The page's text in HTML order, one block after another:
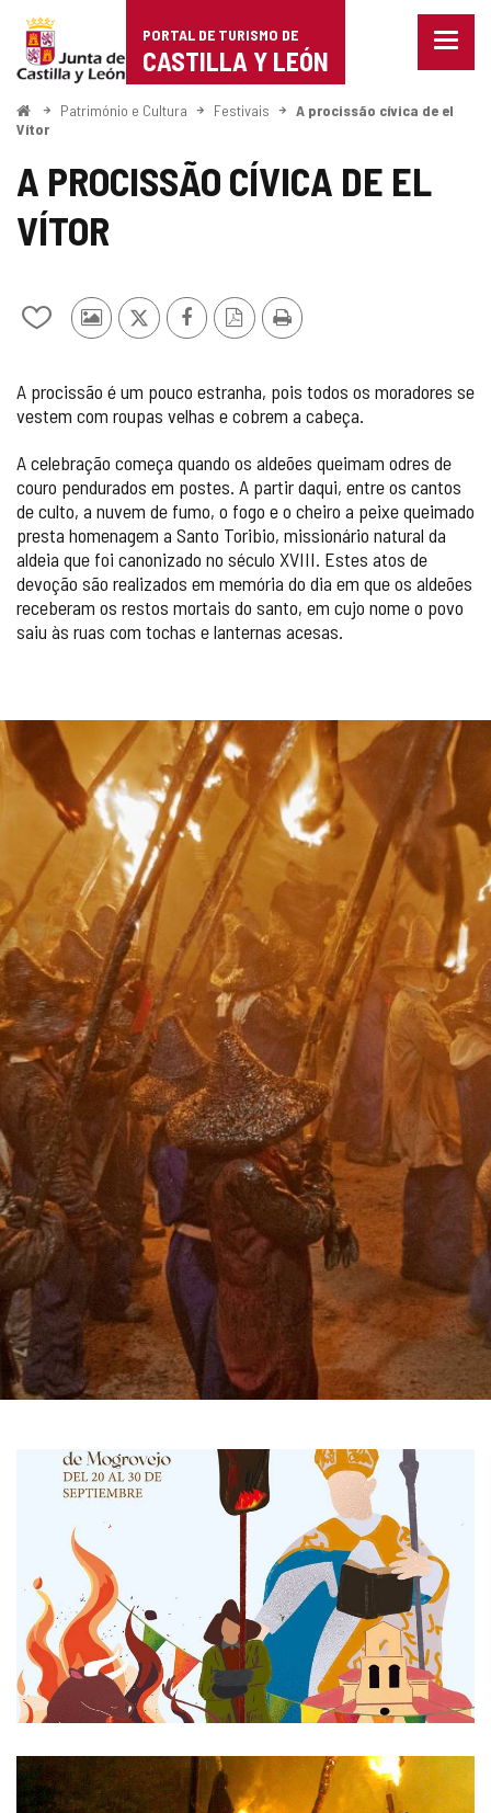
Portal
de
Turismo
de
Castilla
PORTAL DE TURISMO DE
CASTILLA Y LEÓN
Menu
ComeçoPatrimónio e Cultura Festivais
A procissão cívica de el
Vítor
A PROCISSÃO CÍVICA DE EL
VÍTOR
Adicionar
de
meus
Fotos
turistas
x FacebookVersãoImprimir
A procissão é um pouco estranha, pois todos os moradores se
vestem com roupas velhas e cobrem a cabeça.
A celebração começa quando os aldeões queimam odres de
couro pendurados em postes. A partir daqui, entre os cantos
de culto, a nuvem de fumo, o fogo e o cheiro a peixe queimado
presta homenagem a Santo Toribio, missionário natural da
aldeia que foi canonizado no século XVIII. Estes atos de
devoção são realizados em memória do dia em que os aldeões
receberam os restos mortais do santo, em cujo nome o povo
saiu às ruas com tochas e lanternas acesas.
GALERIA
DE
IMAGENS
GALERIA
IMAGENS